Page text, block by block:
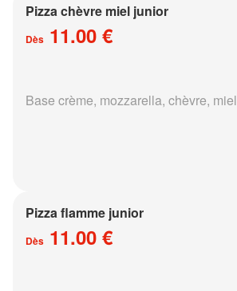
Pizza chèvre miel junior
Dès 11.00 €
Base crème, mozzarella, chèvre, miel
Pizza flamme junior
Dès 11.00 €